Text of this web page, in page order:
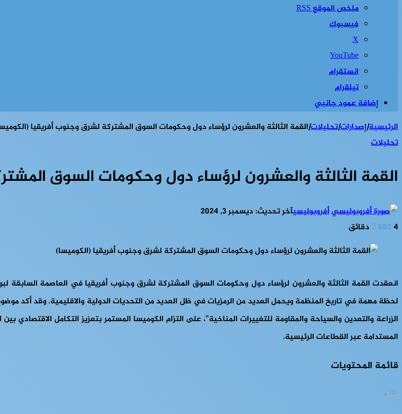
ملخص الموقع RSS
فيسبوك
‫X
‫YouTube
انستقرام
تيلقرام
إضافة عمود جانبي
الرئيسية|إصدارات|تحليلات|القمة الثالثة والعشرون لرؤساء دول وحكومات السوق المشتركة لشرق وجنوب أفريقيا
تحليلات
القمة الثالثة والعشرون لرؤساء دول وحكومات السوق
أفروبوليسيآخر تحديث: ديسمبر 3, 2024
6924 دقائق
لحظة مهمة في تاريخ المنظمة ويحمل العديد من الرمزيات في ظل العديد من التحديات الدولية والاقليمية. وقد أكد
المستدامة عبر القطاعات الرئيسية.
قائمة المحتويات